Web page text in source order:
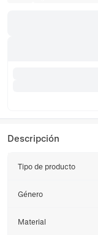
Descripción
Tipo de producto
Género
Material